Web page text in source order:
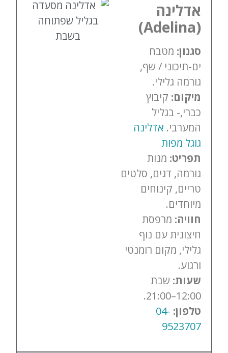
אדלינה
(Adelina)
סגנון: מטבח
ים-תיכוני / שף,
גורמה גלילי.
מיקום: קיבוץ
כברי,- בגליל
המערבי. אדלינה
גוגל מפות
תפריט: מנות
גורמה, דגים, סלטים
טריים, קינוחים
מיוחדים.
חוויה: מרפסת
חיצונית עם נוף
גלילי, מקום רומנטי
ורגוע.
שעות: שבת
12:00–21:00.
טלפון: 04-
9523707